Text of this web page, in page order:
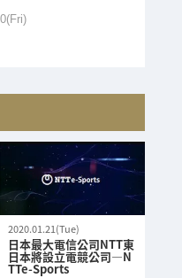
2020.01.21(Tue)
日本最大電信公司NTT東
日本將設立電競公司—N
TTe-Sports